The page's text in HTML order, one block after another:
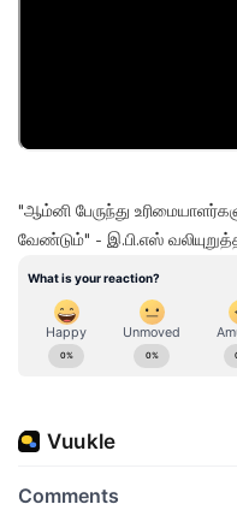
"ஆம்னி பேருந்து
வேண்டும்" - இ.பி.எஸ்